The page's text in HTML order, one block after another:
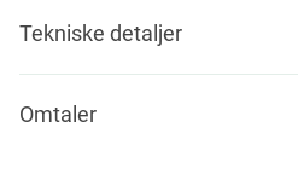
Tekniske detaljer
Omtaler